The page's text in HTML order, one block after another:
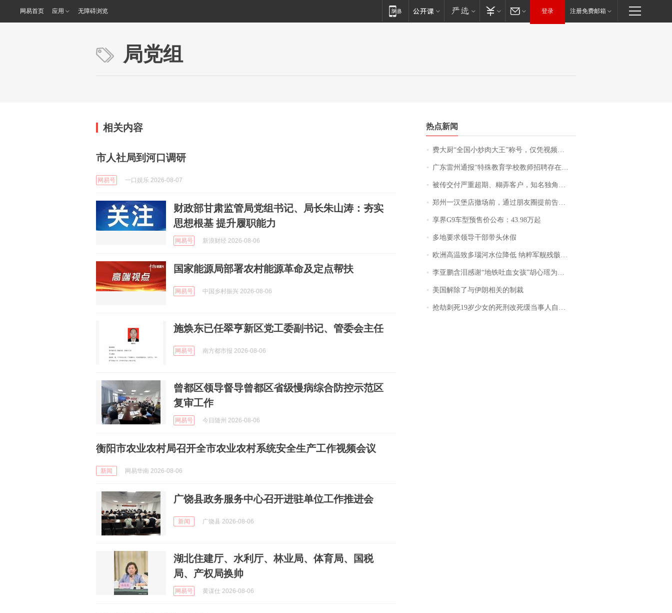
网易首页 应用 无障碍浏览 登录 注册免费邮箱
局党组
相关内容
市人社局到河口调研
网易号 一口娱乐 2026-08-07
财政部甘肃监管局党组书记、局长朱山涛：夯实
思想根基 提升履职能力
网易号 新浪财经 2026-08-06
国家能源局部署农村能源革命及定点帮扶
网易号 中国乡村振兴 2026-08-06
施焕东已任翠亨新区党工委副书记、管委会主任
网易号 南方都市报 2026-08-06
曾都区领导督导曾都区省级慢病综合防控示范区
复审工作
网易号 今日随州 2026-08-06
衡阳市农业农村局召开全市农业农村系统安全生产工作视频会议
新闻 网易华南 2026-08-06
广饶县政务服务中心召开进驻单位工作推进会
新闻 广饶县 2026-08-06
湖北住建厅、水利厅、林业局、体育局、国税
局、产权局换帅
网易号 黄谋仕 2026-08-06
热点新闻
费大厨“全国小炒肉大王”称号，仅凭视频评出？中国烹饪协会回应
广东雷州通报“特殊教育学校教师招聘存在违规行为”：已启动问责程序 副校长被停职
被传交付严重超期、糊弄客户，知名独角兽车企创始人回应：都没证据，将依法采取措施，“本人长期与美国交管局保持沟通，对方表示肯定”
郑州一汉堡店撤场前，通过朋友圈提前告知逐一退费，有顾客仅剩1元也全被退回，分文不少；顾客：言而有信，让人感动
享界G9车型预售价公布：43.98万起
多地要求领导干部带头休假
欧洲高温致多瑙河水位降低 纳粹军舰残骸重见天日
李亚鹏含泪感谢“地铁吐血女孩”胡心瑶为嫣然天使捐99999元：这份捐赠太沉重，尊重其捐赠意愿，个人向胡心瑶和她的病友之家各捐赠99999元
美国解除了与伊朗相关的制裁
抢劫刺死19岁少女的死刑改死缓当事人自述：出狱11年间始终刻意躲避被害人家属